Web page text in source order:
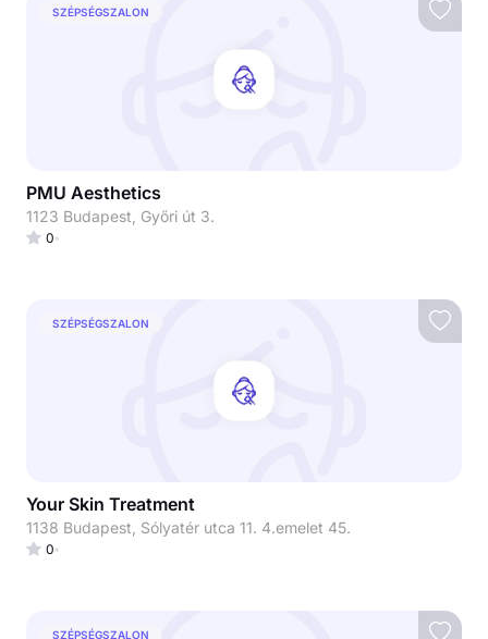
SZÉPSÉGSZALON
PMU Aesthetics
1123 Budapest, Győri út 3.
0
SZÉPSÉGSZALON
Your Skin Treatment
1138 Budapest, Sólyatér utca 11. 4.emelet 45.
0
SZÉPSÉGSZALON